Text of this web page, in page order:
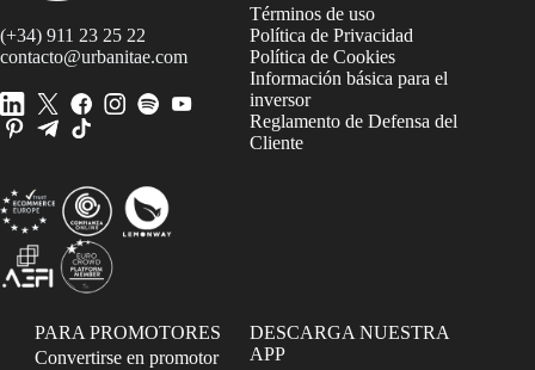
(+34) 911 23 25 22
contacto@urbanitae.com
Términos de uso
Política de Privacidad
Política de Cookies
Información básica para el
inversor
Reglamento de Defensa del
Cliente
PARA PROMOTORES
Convertirse en promotor
DESCARGA NUESTRA
APP